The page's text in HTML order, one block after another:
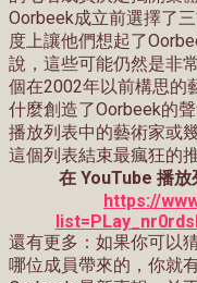
Oorbeek成立前選擇了
度上讓他們想起了
說，這些可能仍然是非
個在2002年以前構思的
什麼創造了Oorbeek的
播放列表中的藝術家或
這個列表結束最瘋狂的
在 YouTube 播放
https://
還有更多：如果你可以
哪位成員帶來的，你就